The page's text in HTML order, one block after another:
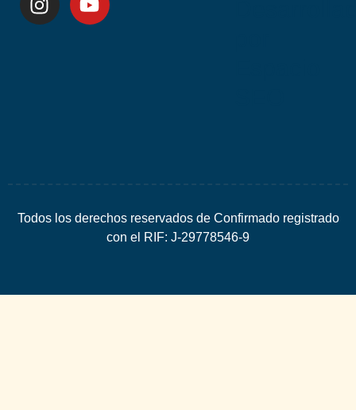
Todos los derechos reservados de Confirmado registrado
con el RIF: J-29778546-9